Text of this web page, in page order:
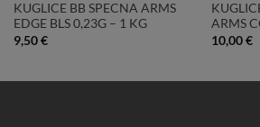
KUGLICE BB SPECNA ARMS
EDGE BLS 0,23G – 1 KG
9,50€
ARMS
10,00€